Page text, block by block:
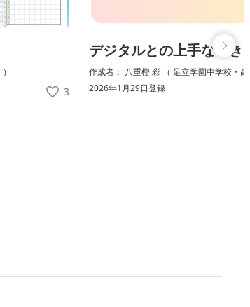
3
デジタルとの上手なつき
作成者： 八重樫 彩 （ 足立学園中学校・
2026年1月29日登録